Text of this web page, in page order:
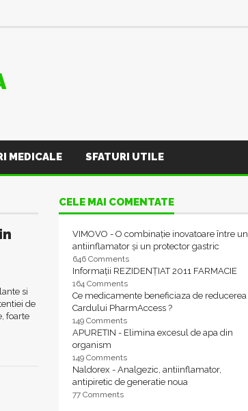
MEDICALE SFATURI UTILE
si
de
foarte
CELE MAI COMENTATE
VIMOVO - O combinație inovatoare între un
antiinflamator și un protector gastric
646 Comments
Informații REZIDENȚIAT 2011 FARMACIE
164 Comments
Ce medicamente beneficiaza de reducerea
Cardului PharmAccess ?
149 Comments
APURETIN - Elimina excesul de apa din
organism
149 Comments
Naldorex - Analgezic, antiinflamator,
antipiretic de generatie noua
77 Comments